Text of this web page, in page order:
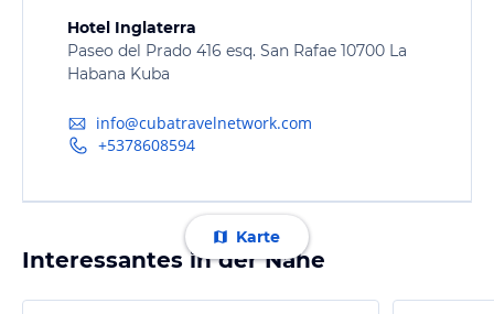
Hotel Inglaterra
Paseo del Prado 416 esq. San Rafae 10700 La
Habana Kuba
info@cubatravelnetwork.com
+5378608594
Karte
Interessantes in der Nähe